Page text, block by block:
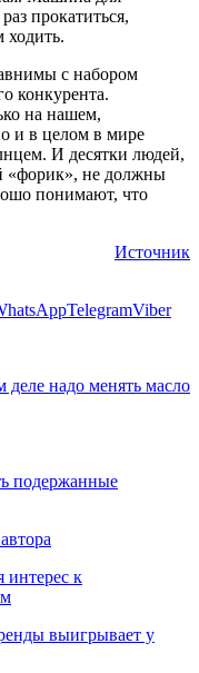
прокатиться,
ходить.
с набором
конкурента.
на нашем,
и в целом в мире
И десятки людей,
«форик», не должны
понимают, что
Источник
TelegramViber
деле надо менять масло
подержанные
интерес к
выигрывает у